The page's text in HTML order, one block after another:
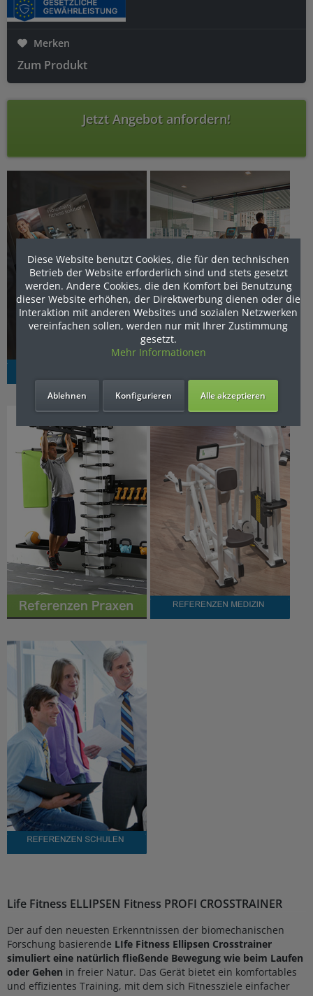
Merken
Zum Produkt
Jetzt Angebot anfordern!
Life Fitness ELLIPSEN Fitness PROFI CROSSTRAINER
Der auf den neuesten Erkenntnissen der biomechanischen
Forschung basierende LIfe Fitness Ellipsen Crosstrainer
simuliert eine natürlich fließende Bewegung wie beim Laufen
oder Gehen in freier Natur. Das Gerät bietet ein komfortables
und effizientes Training, mit dem sich Fitnessziele einfacher
Diese Website benutzt Cookies, die für den technischen
Betrieb der Website erforderlich sind und stets gesetzt
werden. Andere Cookies, die den Komfort bei Benutzung
dieser Website erhöhen, der Direktwerbung dienen oder die
Interaktion mit anderen Websites und sozialen Netzwerken
vereinfachen sollen, werden nur mit Ihrer Zustimmung
gesetzt.
Mehr Informationen
Ablehnen Alle akzeptieren
Konfigurieren